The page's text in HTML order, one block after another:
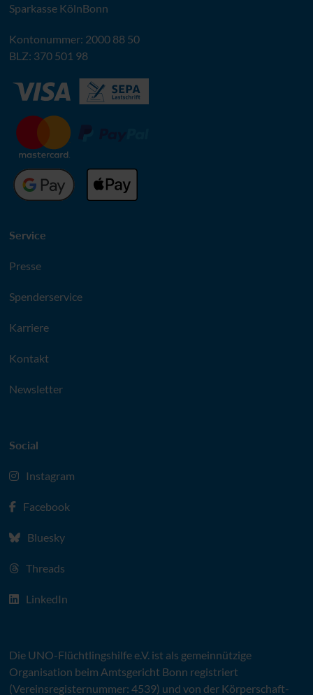
Sparkasse KölnBonn
Kontonummer: 2000 88 50
BLZ: 370 501 98
Service
Presse
Spenderservice
Karriere
Kontakt
Newsletter
Social
Instagram
Facebook
Bluesky
Threads
LinkedIn
Die UNO-Flüchtlingshilfe e.V. ist als gemeinnützige
Organisation beim Amtsgericht Bonn registriert
(Vereinsregisternummer: 4539) und von der Körperschaft-